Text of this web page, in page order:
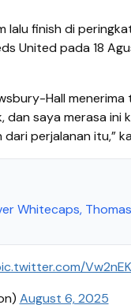
lalu finish di
United pada 18
Hall
saya merasa ini
dari perjalanan itu,”
Whitecaps,
August 6, 2025